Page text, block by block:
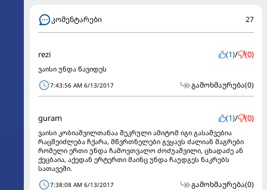
კომენტარები 27
rezi (1)/ (0)
ვაისი უნდა წავიდეს
7:43:56 AM 6/13/2017 გამოხმაურება(0)
guram (1)/ (0)
ვაისი კობიაშვილთანაა შეკრული ამიტომ იგი გასაშვებია
რაცშეიძლება ჩქარა, მწვრთნელები გვყავს ძალიან მაგრები
რომელი ერთი უნდა ჩამოვთვალო ძოძუაშვილი, ცხადაძე ან
ქეცბაია, აქედან ერტერთი მაინც უნდა ჩაუდგეს ნაკრებს
სათავეში.
7:38:08 AM 6/13/2017 გამოხმაურება(0)